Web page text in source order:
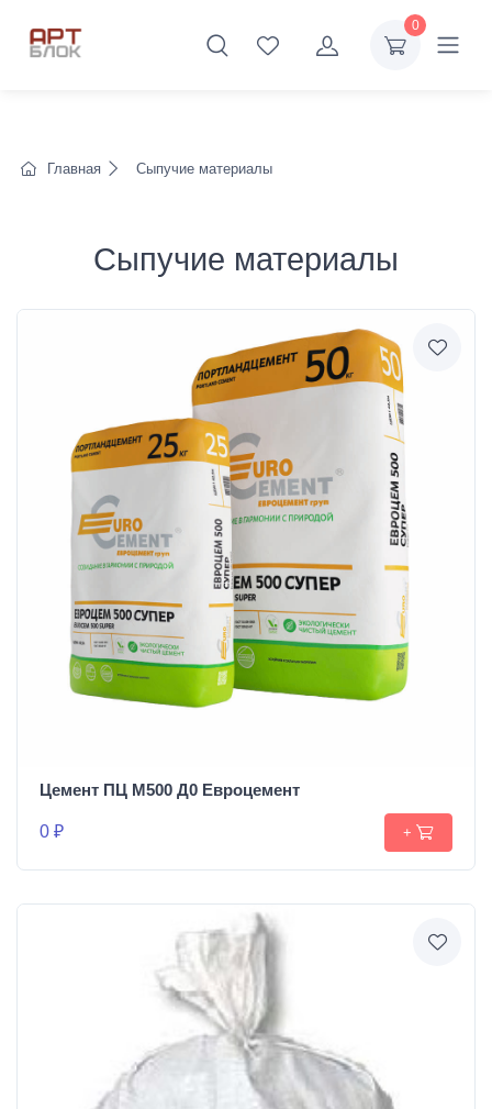
0
Главная Сыпучие материалы
Сыпучие материалы
Цемент ПЦ М500 Д0 Евроцемент
0 ₽ +